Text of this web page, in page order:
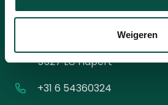
Weigeren
Contact
5527 LC Hapert
+31 6 54360324